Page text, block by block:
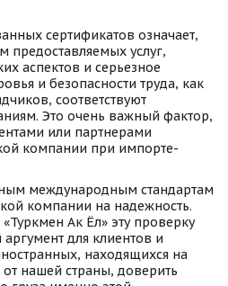
сертификатов означает,
предоставляемых услуг,
аспектов и серьезное
и безопасности труда, как
соответствуют
Это очень важный фактор,
или партнерами
компании при импорте-
международным стандартам
компании на надежность.
Ак Ёл» эту проверку
для клиентов и
находящихся на
нашей страны, доверить